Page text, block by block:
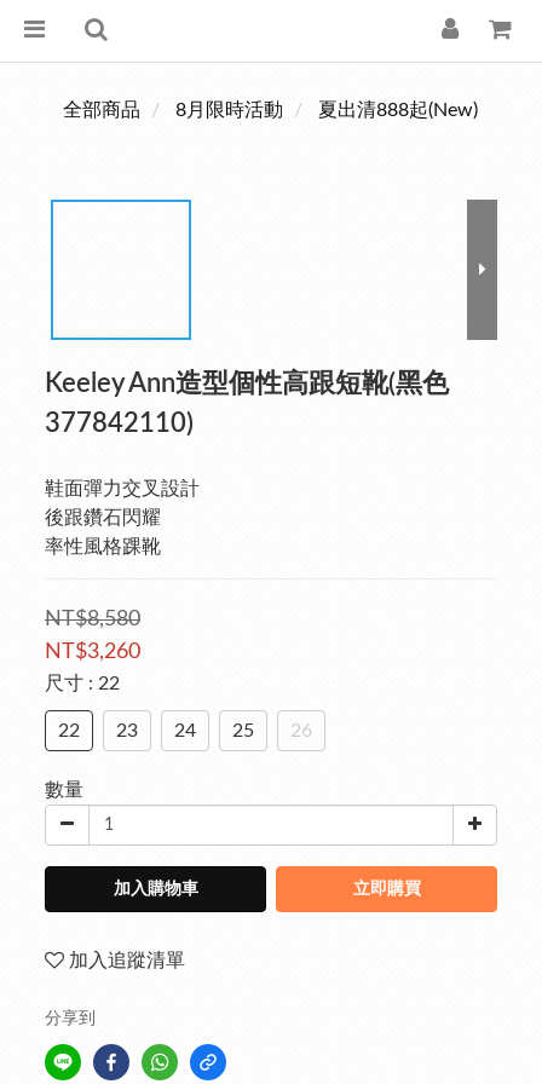
全部商品 8月限時活動 夏出清888起(New)
Keeley Ann造型個性高跟短靴(黑色
377842110)
鞋面彈力交叉設計
後跟鑽石閃耀
率性風格踝靴
NT$8,580
NT$3,260
尺寸 : 22
22 23 24 25 26
數量
加入購物車 立即購買
加入追蹤清單
分享到